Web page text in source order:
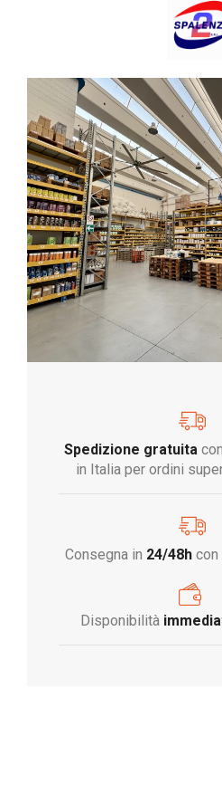
Spedizione gratuita
in Italia per ordini
Consegna in 24/48hcon
Disponibilità